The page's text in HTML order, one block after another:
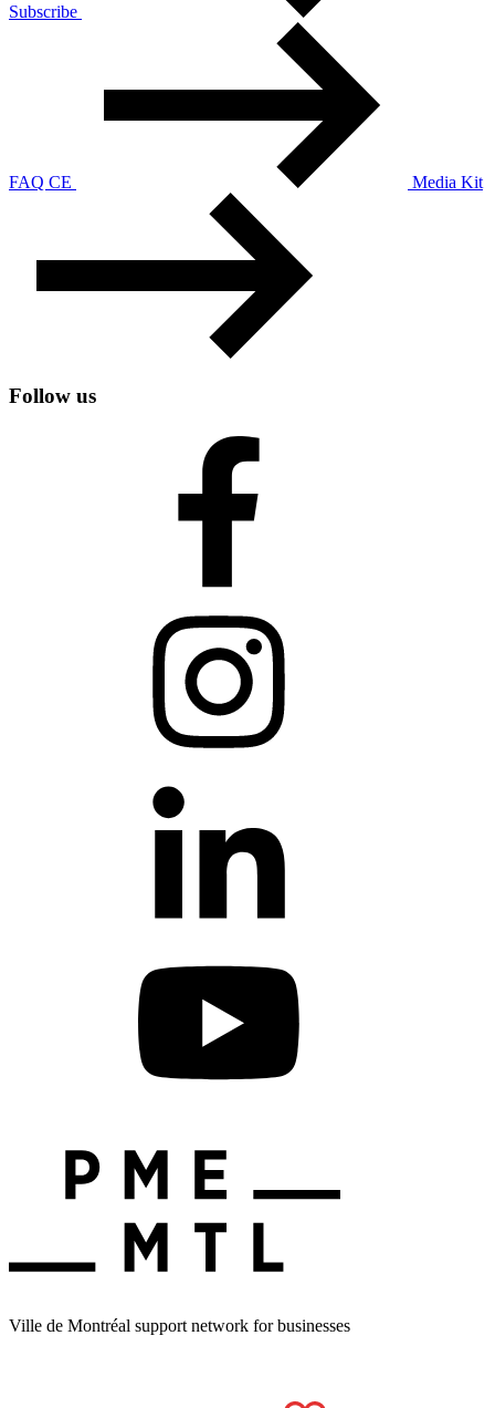
Subscribe
FAQ CE Media Kit
Follow us
Ville de Montréal support network for businesses